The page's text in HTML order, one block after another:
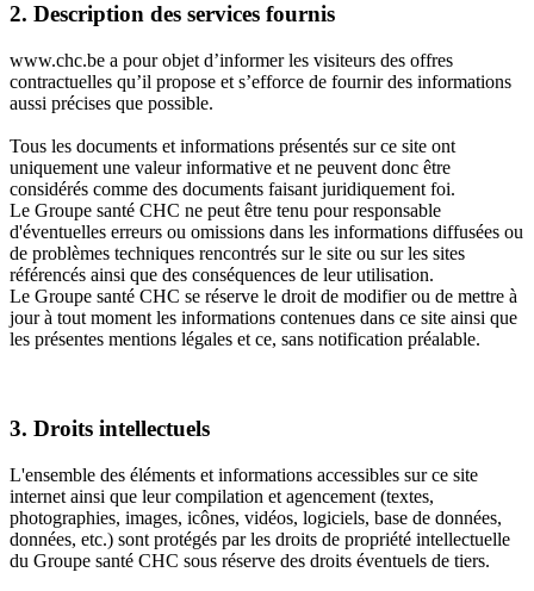
2. Description des services fournis
www.chc.be a pour objet d’informer les visiteurs des offres
contractuelles qu’il propose et s’efforce de fournir des informations
aussi précises que possible.
Tous les documents et informations présentés sur ce site ont
uniquement une valeur informative et ne peuvent donc être
considérés comme des documents faisant juridiquement foi.
Le Groupe santé CHC ne peut être tenu pour responsable
d'éventuelles erreurs ou omissions dans les informations diffusées ou
de problèmes techniques rencontrés sur le site ou sur les sites
référencés ainsi que des conséquences de leur utilisation.
Le Groupe santé CHC se réserve le droit de modifier ou de mettre à
jour à tout moment les informations contenues dans ce site ainsi que
les présentes mentions légales et ce, sans notification préalable.
3. Droits intellectuels
L'ensemble des éléments et informations accessibles sur ce site
internet ainsi que leur compilation et agencement (textes,
photographies, images, icônes, vidéos, logiciels, base de données,
données, etc.) sont protégés par les droits de propriété intellectuelle
du Groupe santé CHC sous réserve des droits éventuels de tiers.